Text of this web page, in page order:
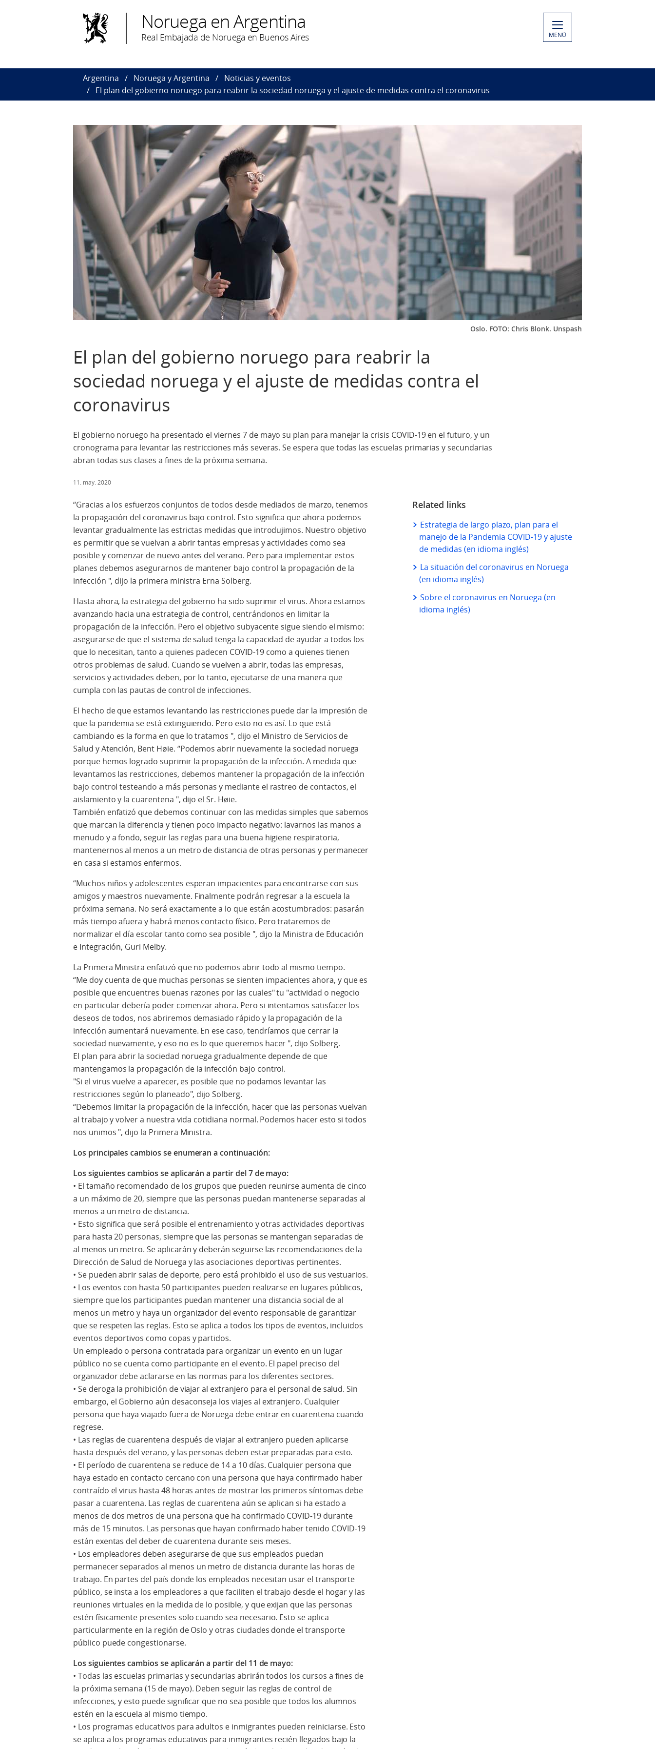
Noruega en Argentina
Real Embajada de Noruega en Buenos Aires MENÚ
Argentina Noruega y Argentina
Noticias y eventos
El plan del gobierno noruego para reabrir la sociedad noruega y el ajuste de medidas contra el coronavirus
Oslo. FOTO: Chris Blonk. Unspash
El plan del gobierno noruego para reabrir la
sociedad noruega y el ajuste de medidas contra el
coronavirus
El gobierno noruego ha presentado el viernes 7 de mayo su plan para manejar la crisis COVID-19 en el futuro, y un
cronograma para levantar las restricciones más severas. Se espera que todas las escuelas primarias y secundarias
abran todas sus clases a fines de la próxima semana.
11. may. 2020
“Gracias a los esfuerzos conjuntos de todos desde mediados de marzo, tenemos
la propagación del coronavirus bajo control. Esto significa que ahora podemos
levantar gradualmente las estrictas medidas que introdujimos. Nuestro objetivo
es permitir que se vuelvan a abrir tantas empresas y actividades como sea
posible y comenzar de nuevo antes del verano. Pero para implementar estos
planes debemos asegurarnos de mantener bajo control la propagación de la
infección ", dijo la primera ministra Erna Solberg.
Hasta ahora, la estrategia del gobierno ha sido suprimir el virus. Ahora estamos
avanzando hacia una estrategia de control, centrándonos en limitar la
propagación de la infección. Pero el objetivo subyacente sigue siendo el mismo:
asegurarse de que el sistema de salud tenga la capacidad de ayudar a todos los
que lo necesitan, tanto a quienes padecen COVID-19 como a quienes tienen
otros problemas de salud. Cuando se vuelven a abrir, todas las empresas,
servicios y actividades deben, por lo tanto, ejecutarse de una manera que
cumpla con las pautas de control de infecciones.
El hecho de que estamos levantando las restricciones puede dar la impresión de
que la pandemia se está extinguiendo. Pero esto no es así. Lo que está
cambiando es la forma en que lo tratamos ", dijo el Ministro de Servicios de
Salud y Atención, Bent Høie. “Podemos abrir nuevamente la sociedad noruega
porque hemos logrado suprimir la propagación de la infección. A medida que
levantamos las restricciones, debemos mantener la propagación de la infección
bajo control testeando a más personas y mediante el rastreo de contactos, el
aislamiento y la cuarentena ", dijo el Sr. Høie.
También enfatizó que debemos continuar con las medidas simples que sabemos
que marcan la diferencia y tienen poco impacto negativo: lavarnos las manos a
menudo y a fondo, seguir las reglas para una buena higiene respiratoria,
mantenernos al menos a un metro de distancia de otras personas y permanecer
en casa si estamos enfermos.
“Muchos niños y adolescentes esperan impacientes para encontrarse con sus
amigos y maestros nuevamente. Finalmente podrán regresar a la escuela la
próxima semana. No será exactamente a lo que están acostumbrados: pasarán
más tiempo afuera y habrá menos contacto físico. Pero trataremos de
normalizar el día escolar tanto como sea posible ", dijo la Ministra de Educación
e Integración, Guri Melby.
La Primera Ministra enfatizó que no podemos abrir todo al mismo tiempo.
“Me doy cuenta de que muchas personas se sienten impacientes ahora, y que es
posible que encuentres buenas razones por las cuales" tu "actividad o negocio
en particular debería poder comenzar ahora. Pero si intentamos satisfacer los
deseos de todos, nos abriremos demasiado rápido y la propagación de la
infección aumentará nuevamente. En ese caso, tendríamos que cerrar la
sociedad nuevamente, y eso no es lo que queremos hacer ", dijo Solberg.
El plan para abrir la sociedad noruega gradualmente depende de que
mantengamos la propagación de la infección bajo control.
"Si el virus vuelve a aparecer, es posible que no podamos levantar las
restricciones según lo planeado", dijo Solberg.
“Debemos limitar la propagación de la infección, hacer que las personas vuelvan
al trabajo y volver a nuestra vida cotidiana normal. Podemos hacer esto si todos
nos unimos ", dijo la Primera Ministra.
Los principales cambios se enumeran a continuación:
Los siguientes cambios se aplicarán a partir del 7 de mayo:
• El tamaño recomendado de los grupos que pueden reunirse aumenta de cinco
a un máximo de 20, siempre que las personas puedan mantenerse separadas al
menos a un metro de distancia.
• Esto significa que será posible el entrenamiento y otras actividades deportivas
para hasta 20 personas, siempre que las personas se mantengan separadas de
al menos un metro. Se aplicarán y deberán seguirse las recomendaciones de la
Dirección de Salud de Noruega y las asociaciones deportivas pertinentes.
• Se pueden abrir salas de deporte, pero está prohibido el uso de sus vestuarios.
• Los eventos con hasta 50 participantes pueden realizarse en lugares públicos,
siempre que los participantes puedan mantener una distancia social de al
menos un metro y haya un organizador del evento responsable de garantizar
que se respeten las reglas. Esto se aplica a todos los tipos de eventos, incluidos
eventos deportivos como copas y partidos.
Un empleado o persona contratada para organizar un evento en un lugar
público no se cuenta como participante en el evento. El papel preciso del
organizador debe aclararse en las normas para los diferentes sectores.
• Se deroga la prohibición de viajar al extranjero para el personal de salud. Sin
embargo, el Gobierno aún desaconseja los viajes al extranjero. Cualquier
persona que haya viajado fuera de Noruega debe entrar en cuarentena cuando
regrese.
• Las reglas de cuarentena después de viajar al extranjero pueden aplicarse
hasta después del verano, y las personas deben estar preparadas para esto.
• El período de cuarentena se reduce de 14 a 10 días. Cualquier persona que
haya estado en contacto cercano con una persona que haya confirmado haber
contraído el virus hasta 48 horas antes de mostrar los primeros síntomas debe
pasar a cuarentena. Las reglas de cuarentena aún se aplican si ha estado a
menos de dos metros de una persona que ha confirmado COVID-19 durante
más de 15 minutos. Las personas que hayan confirmado haber tenido COVID-19
están exentas del deber de cuarentena durante seis meses.
• Los empleadores deben asegurarse de que sus empleados puedan
permanecer separados al menos un metro de distancia durante las horas de
trabajo. En partes del país donde los empleados necesitan usar el transporte
público, se insta a los empleadores a que faciliten el trabajo desde el hogar y las
reuniones virtuales en la medida de lo posible, y que exijan que las personas
estén físicamente presentes solo cuando sea necesario. Esto se aplica
particularmente en la región de Oslo y otras ciudades donde el transporte
público puede congestionarse.
Los siguientes cambios se aplicarán a partir del 11 de mayo:
• Todas las escuelas primarias y secundarias abrirán todos los cursos a fines de
la próxima semana (15 de mayo). Deben seguir las reglas de control de
infecciones, y esto puede significar que no sea posible que todos los alumnos
estén en la escuela al mismo tiempo.
• Los programas educativos para adultos e inmigrantes pueden reiniciarse. Esto
se aplica a los programas educativos para inmigrantes recién llegados bajo la
Related links
Estrategia de largo plazo, plan para el
manejo de la Pandemia COVID-19 y ajuste
de medidas (en idioma inglés)
La situación del coronavirus en Noruega
(en idioma inglés)
Sobre el coronavirus en Noruega (en
idioma inglés)